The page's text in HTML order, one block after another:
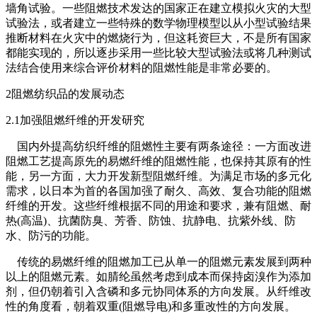
墙角试验。一些阻燃技术发达的国家正在建立模拟火灾的大型
试验法，或者建立一些特殊的数学物理模型以从小型试验结果
推断材料在火灾中的燃烧行为，但这耗资巨大，不是所有国家
都能实现的，所以逐步采用一些比较大型试验法或将几种测试
法结合使用来综合评价材料的阻燃性能是非常必要的。
2阻燃纺织品的发展动态
2.1加强阻燃纤维的开发研究
国内外提高纺织纤维的阻燃性主要有两条途径：一方面改进
阻燃工艺提高原先的易燃纤维的阻燃性能，也保持其原有的性
能，另一方面，大力开发新型阻燃纤维。为满足市场的多元化
需求，以日本为首的各国加强了耐久、高效、复合功能的阻燃
纤维的开发。这些纤维根据不同的用途和要求，兼有阻燃、耐
热(高温)、抗菌防臭、芳香、防蚀、抗静电、抗紫外线、防
水、防污的功能。
传统的易燃纤维的阻燃加工已从单一的阻燃元素发展到两种
以上的阻燃元素。如腈纶虽然考虑到成本而保持卤溴作为添加
剂，但仍朝着引入含磷和多元协同体系的方向发展。从纤维改
性的角度看，朝着双重(阻燃导电)和多重改性的方向发展。